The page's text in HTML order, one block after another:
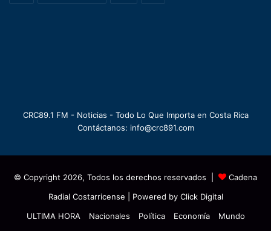
CRC89.1 FM - Noticias - Todo Lo Que Importa en Costa Rica
Contáctanos: info@crc891.com
© Copyright 2026, Todos los derechos reservados |
Cadena
Radial Costarricense | Powered by Click Digital
ULTIMA HORA
Nacionales Política Economía
Mundo